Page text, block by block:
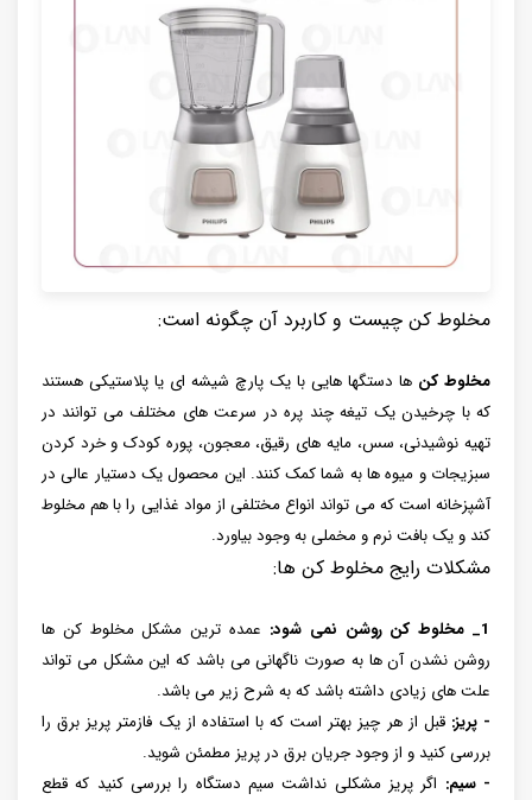
مخلوط کن چیست و کاربرد آن چگونه است:
مخلوط کن ها دستگها هایی با یک پارچ شیشه ای یا پلاستیکی هستند
که با چرخیدن یک تیغه چند پره در سرعت های مختلف می توانند در
تهیه نوشیدنی، سس، مایه های رقیق، معجون، پوره کودک و خرد کردن
سبزیجات و میوه ها به شما کمک کنند. این محصول یک دستیار عالی در
آشپزخانه است که می تواند انواع مختلفی از مواد غذایی را با هم مخلوط
کند و یک بافت نرم و مخملی به وجود بیاورد.
مشکلات رایج مخلوط کن ها:
1_ مخلوط کن روشن نمی شود:
عمده ترین مشکل مخلوط کن ها
روشن نشدن آن ها به صورت ناگهانی می باشد که این مشکل می تواند
علت های زیادی داشته باشد که به شرح زیر می باشد.
- پریز: قبل از هر چیز بهتر است که با استفاده از یک فازمتر پریز برق را
بررسی کنید و از وجود جریان برق در پریز مطمئن شوید.
- سیم: اگر پریز مشکلی نداشت سیم دستگاه را بررسی کنید که قطع